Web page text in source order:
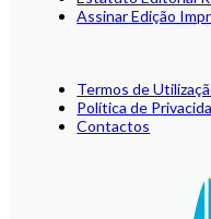
Assinar Edição
Termos de
Política de
Contactos